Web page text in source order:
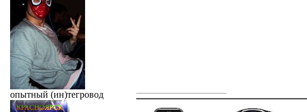
опытный (ин)тегровод